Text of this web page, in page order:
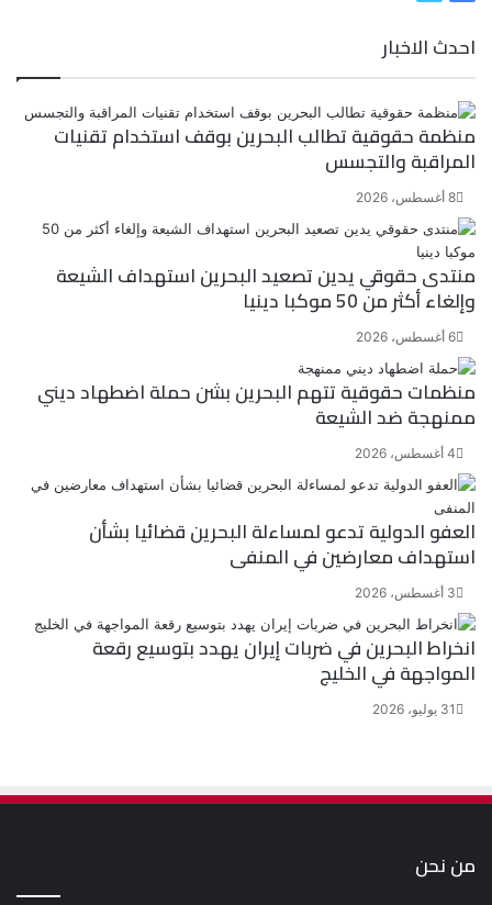
س
ك
ي
احدث الاخبار
منظمة حقوقية تطالب البحرين بوقف استخدام تقنيات
المراقبة والتجسس
8 أغسطس، 2026
منتدى حقوقي يدين تصعيد البحرين استهداف الشيعة
وإلغاء أكثر من 50 موكبا دينيا
6 أغسطس، 2026
منظمات حقوقية تتهم البحرين بشن حملة اضطهاد ديني
ممنهجة ضد الشيعة
4 أغسطس، 2026
العفو الدولية تدعو لمساءلة البحرين قضائيا بشأن
استهداف معارضين في المنفى
3 أغسطس، 2026
انخراط البحرين في ضربات إيران يهدد بتوسيع رقعة
المواجهة في الخليج
31 يوليو، 2026
من نحن